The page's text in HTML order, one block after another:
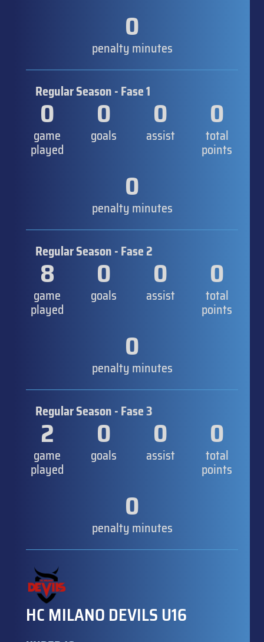
0
penalty minutes
Regular Season - Fase 1
0
game
played
0
goals
0
assist
0
total
points
0
penalty minutes
Regular Season - Fase 2
8
game
played
0
goals
0
assist
0
total
points
0
penalty minutes
Regular Season - Fase 3
2
game
played
0
goals
0
assist
0
total
points
0
penalty minutes
HC MILANO DEVILS U16